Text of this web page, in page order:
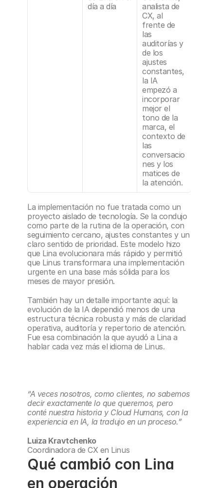
día a día
analista de
CX, al
frente de
las
auditorías y
de los
ajustes
constantes,
la IA
empezó a
incorporar
mejor el
tono de la
marca, el
contexto de
las
conversacio
nes y los
matices de
la atención.
La implementación no fue tratada como un
proyecto aislado de tecnología. Se la condujo
como parte de la rutina de la operación, con
seguimiento cercano, ajustes constantes y un
claro sentido de prioridad. Este modelo hizo
que Lina evolucionara más rápido y permitió
que Linus transformara una implementación
urgente en una base más sólida para los
meses de mayor presión.
También hay un detalle importante aquí: la
evolución de la IA dependió menos de una
estructura técnica robusta y más de claridad
operativa, auditoría y repertorio de atención.
Fue esa combinación la que ayudó a Lina a
hablar cada vez más el idioma de Linus.
“A veces nosotros, como clientes, no sabemos
decir exactamente lo que queremos, pero
conté nuestra historia y Cloud Humans, con la
experiencia en IA, la tradujo en un proceso.”
Luiza Kravtchenko
Coordinadora de CX en Linus
Qué cambió con Lina
en operación